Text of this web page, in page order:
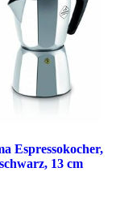
Espressokocher,
13 cm